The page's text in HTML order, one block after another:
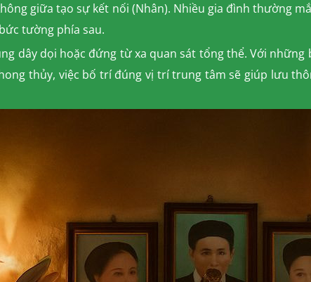
giữa tạo sự kết nối (Nhân). Nhiều gia đình thường
tường phía sau.
dây dọi hoặc đứng từ xa quan sát tổng thể. Với
thủy, việc bố trí đúng vị trí trung tâm sẽ giúp lưu